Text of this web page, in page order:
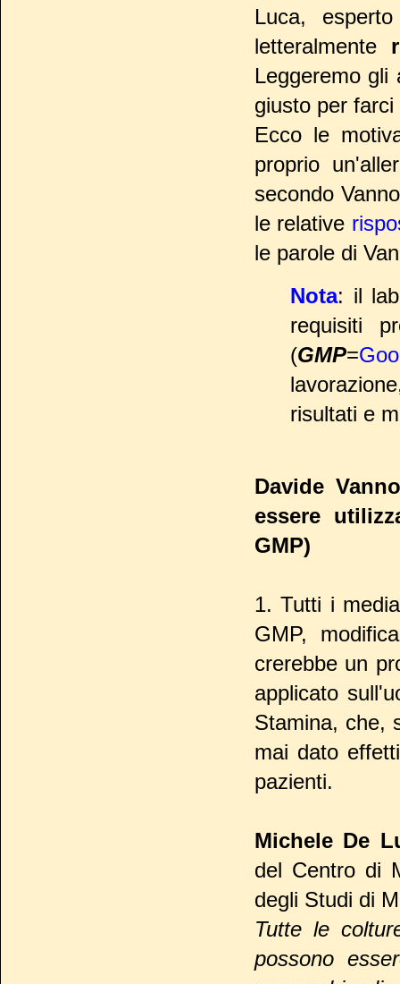
Luca,
letteralmente
Leggeremo gli
giusto per
Ecco le
proprio
secondo
le relative
le parole di
Nota: il
requisiti
(GMP=
risultati e
Davide
essere
GMP)
1. Tutti i
GMP,
crerebbe un
applicato
Stamina, che,
mai dato
pazienti.
Michele De
del Centro di
degli Studi di
Tutte le
possono